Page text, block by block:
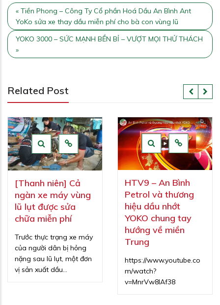
« Tiền Phong – Công Ty Cổ phần Hoá Dầu An Bình Ant
YoKo sửa xe thay dầu miễn phí cho bà con vùng lũ
YOKO 3000 – SỨC MẠNH BỀN BỈ – VƯỢT MỌI THỬ THÁCH
»
Related Post
[Thanh niên] Cả
ngàn xe máy vùng
lũ lụt được sửa
chữa miễn phí
Trước thực trạng xe máy
của người dân bị hỏng
nặng sau lũ lụt, một đơn
vị sản xuất dầu…
HTV9 – An Bình
Petrol và thương
hiệu dầu nhớt
YOKO chung tay
hướng về miền
Trung
https://www.youtube.co
m/watch?
v=MnrVw8IAf38